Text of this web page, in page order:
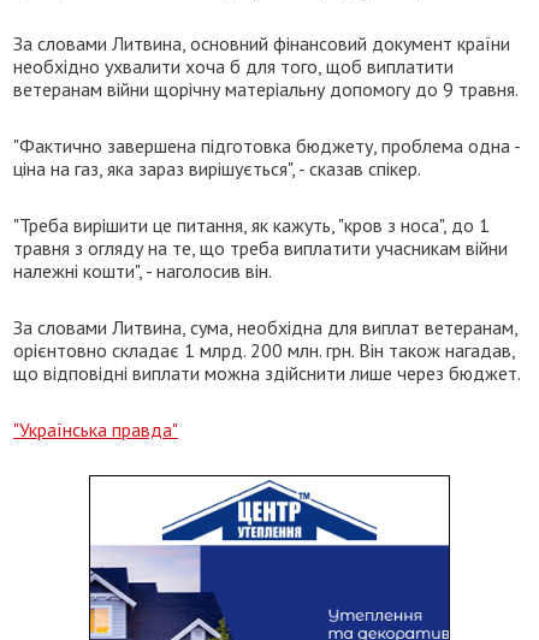
За словами Литвина, основний фінансовий документ країни
необхідно ухвалити хоча б для того, щоб виплатити
ветеранам війни щорічну матеріальну допомогу до 9 травня.
"Фактично завершена підготовка бюджету, проблема одна -
ціна на газ, яка зараз вирішується", - сказав спікер.
"Треба вирішити це питання, як кажуть, "кров з носа", до 1
травня з огляду на те, що треба виплатити учасникам війни
належні кошти", - наголосив він.
За словами Литвина, сума, необхідна для виплат ветеранам,
орієнтовно складає 1 млрд. 200 млн. грн. Він також нагадав,
що відповідні виплати можна здійснити лише через бюджет.
"Українська правда"